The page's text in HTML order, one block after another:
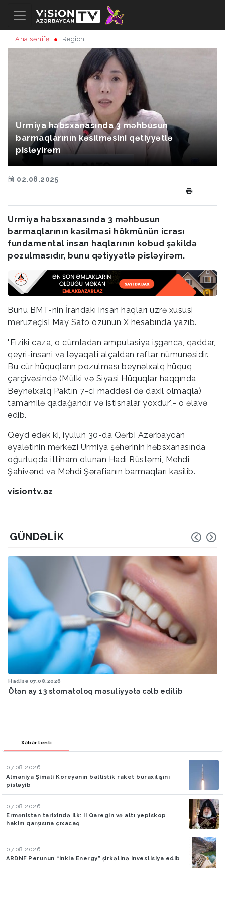
Ana səhifə Region
Urmiya həbsxanasında 3 məhbusun
barmaqlarının kəsilməsini qətiyyətlə
pisləyirəm
02.08.2025
Urmiya həbsxanasında 3 məhbusun
barmaqlarının kəsilməsi hökmünün icrası
fundamental insan haqlarının kobud şəkildə
pozulmasıdır, bunu qətiyyətlə pisləyirəm.
Bunu BMT-nin İrandakı insan haqları üzrə xüsusi
məruzəçisi May Sato özünün X hesabında yazıb.
"Fiziki cəza, o cümlədən amputasiya işgəncə, qəddar,
qeyri-insani və ləyaqəti alçaldan rəftar nümunəsidir.
Bu cür hüquqların pozulması beynəlxalq hüquq
çərçivəsində (Mülki və Siyasi Hüquqlar haqqında
Beynəlxalq Paktın 7-ci maddəsi də daxil olmaqla)
tamamilə qadağandır və istisnalar yoxdur",- o əlavə
edib.
Qeyd edək ki, iyulun 30-da Qərbi Azərbaycan
əyalətinin mərkəzi Urmiya şəhərinin həbsxanasında
oğurluqda ittiham olunan Hadi Rüstəmi, Mehdi
Şahivənd və Mehdi Şərəfianın barmaqları kəsilib.
visiontv.az
GÜNDƏLIK
Hadisə 07.08.2026
Ötən ay 13 stomatoloq məsuliyyətə cəlb edilib
Xəbər lenti
07.08.2026
Almaniya Şimali Koreyanın ballistik raket buraxılışını
pisləyib
07.08.2026
Ermənistan tarixində ilk: II Qaregin və altı yepiskop
hakim qarşısına çıxacaq
07.08.2026
ARDNF Perunun “Inkia Energy” şirkətinə investisiya edib